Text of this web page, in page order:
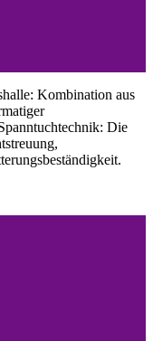
Kombination aus
Die